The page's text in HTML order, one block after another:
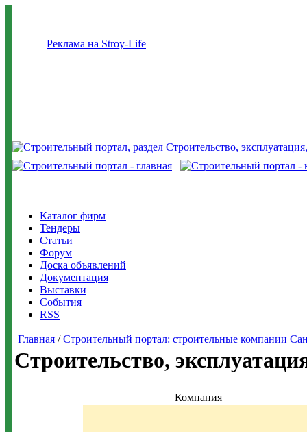
Реклама на Stroy-Life
Каталог фирм
Тендеры
Статьи
Форум
Доска объявлений
Документация
Выставки
События
RSS
Главная /Строительный портал: строительные компании
Строительство,
Компания